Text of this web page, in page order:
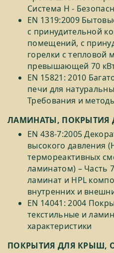
Система H -
EN 1319:2009
с принудительной
помещений, с
горелки с
превышающей 70
EN 15821: 2010
печи для
Требования и
ЛАМИНАТЫ, ПОКРЫТИЯ
EN 438-7:2005
высокого давления
термореактивных
ламинатом) – Часть
ламинат и HPL
внутренних и
EN 14041: 2004
текстильные и
характеристики
ПОКРЫТИЯ ДЛЯ КРЫШ,